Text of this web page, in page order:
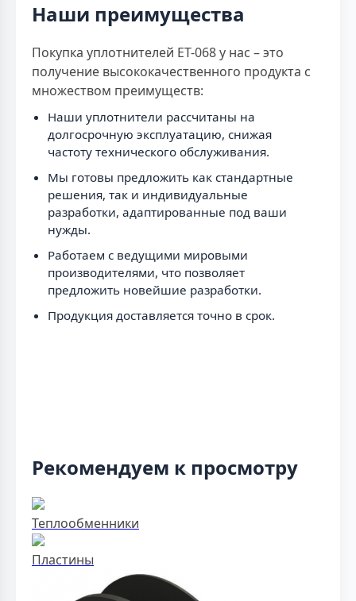
Наши преимущества
Покупка уплотнителей ET-068 у нас – это
получение высококачественного продукта с
множеством преимуществ:
Наши уплотнители рассчитаны на
долгосрочную эксплуатацию, снижая
частоту технического обслуживания.
Мы готовы предложить как стандартные
решения, так и индивидуальные
разработки, адаптированные под ваши
нужды.
Работаем с ведущими мировыми
производителями, что позволяет
предложить новейшие разработки.
Продукция доставляется точно в срок.
Рекомендуем к просмотру
Теплообменники
Пластины